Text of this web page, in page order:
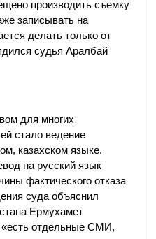
производить съемку
записывать на
делать только от
судья Аралбай
для многих
стало ведение
казахском языке.
на русский язык
фактического отказа
суда объяснил
Ермухамет
отдельные СМИ,